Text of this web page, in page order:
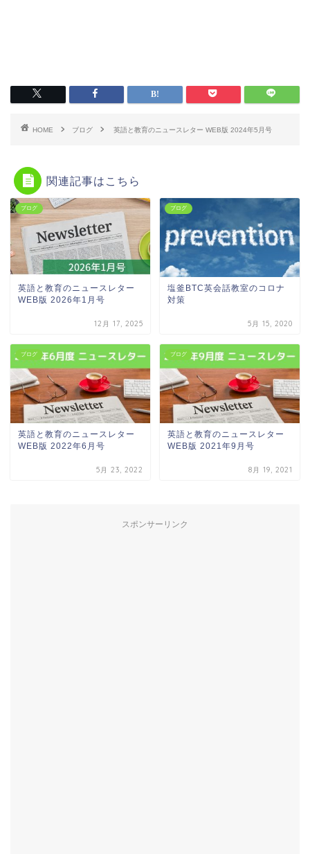
HOME ブログ 英語と教育のニュースレター WEB版 2024年5月号
関連記事はこちら
ブログ
英語と教育のニュースレター
WEB版 2026年1月号
12月 17, 2025
ブログ
塩釜BTC英会話教室のコロナ
対策
5月 15, 2020
ブログ
英語と教育のニュースレター
WEB版 2022年6月号
5月 23, 2022
ブログ
英語と教育のニュースレター
WEB版 2021年9月号
8月 19, 2021
スポンサーリンク